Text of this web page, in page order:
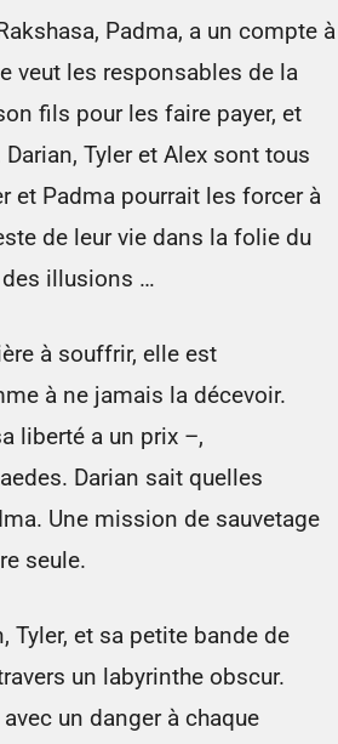
Padma, a un compte à
veut les responsables de la
fils pour les faire payer, et
Darian, Tyler et Alex sont tous
et Padma pourrait les forcer à
de leur vie dans la folie du
illusions …
à souffrir, elle est
à ne jamais la décevoir.
liberté a un prix –,
Darian sait quelles
Une mission de sauvetage
seule.
Tyler, et sa petite bande de
un labyrinthe obscur.
un danger à chaque